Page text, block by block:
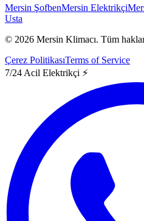
Mersin ŞofbenMersin Elektrikçi
Usta
© 2026 Mersin Klimacı. Tüm
Çerez PolitikasıTerms of Service
7/24 Acil Elektrikçi ⚡